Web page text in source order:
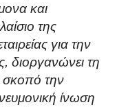
και
της
για την
διοργανώνει τη
σκοπό την
ίνωση